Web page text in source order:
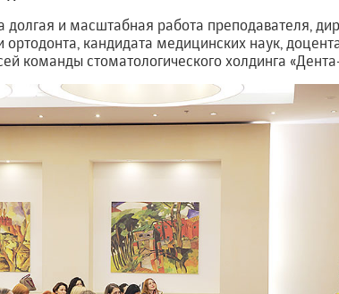
и масштабная работа преподавателя,
кандидата медицинских наук,
команды стоматологического холдинга